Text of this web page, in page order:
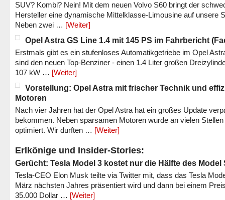
SUV? Kombi? Nein! Mit dem neuen Volvo S60 bringt der
Hersteller eine dynamische Mittelklasse-Limousine auf unsere
Neben zwei … [Weiter]
Opel Astra GS Line 1.4 mit 145 PS im Fahrbericht
Erstmals gibt es ein stufenloses Automatikgetriebe im Opel
sind den neuen Top-Benziner - einen 1.4 Liter großen
107 kW … [Weiter]
Vorstellung: Opel Astra mit frischer Technik und
Motoren
Nach vier Jahren hat der Opel Astra hat ein großes Update
bekommen. Neben sparsamen Motoren wurde an vielen Stellen
optimiert. Wir durften … [Weiter]
Erlkönige und Insider-Stories:
Gerücht: Tesla Model 3 kostet nur die Hälfte des Model
Tesla-CEO Elon Musk teilte via Twitter mit, dass das Tesla
März nächsten Jahres präsentiert wird und dann bei einem
35.000 Dollar … [Weiter]